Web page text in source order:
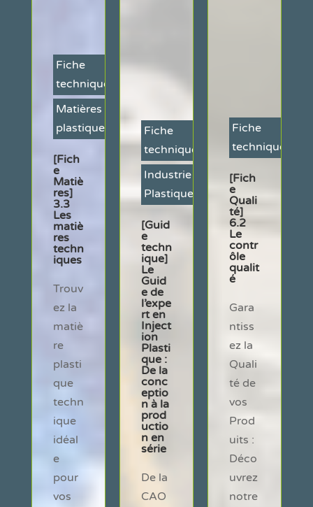
Fiche
technique
Matières
plastiques
[Fich
e
Matiè
res]
3.3
Les
matiè
res
techn
iques
Trouv
ez la
matiè
re
plasti
que
techn
ique
idéal
e
pour
vos
Fiche
technique
Industrie
Plastique
[Guid
e
techn
ique]
Le
Guid
e de
l’expe
rt en
Inject
ion
Plasti
que :
De la
conc
eptio
n à la
prod
uctio
n en
série
De la
CAO
Fiche
technique
[Fich
e
Quali
té]
6.2
Le
contr
ôle
qualit
é
Gara
ntiss
ez la
Quali
té de
vos
Prod
uits :
Déco
uvrez
notre